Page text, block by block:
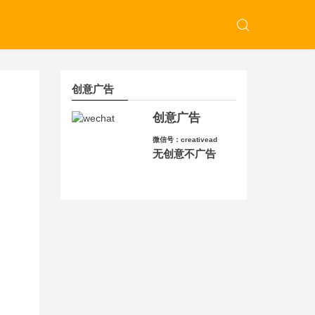
创意广告
创意广告
微信号：creativead
无创意不广告